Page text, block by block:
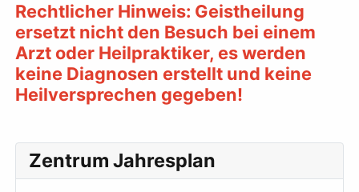
Rechtlicher Hinweis: Geistheilung
ersetzt nicht den Besuch bei einem
Arzt oder Heilpraktiker, es werden
keine Diagnosen erstellt und keine
Heilversprechen gegeben!
Zentrum Jahresplan